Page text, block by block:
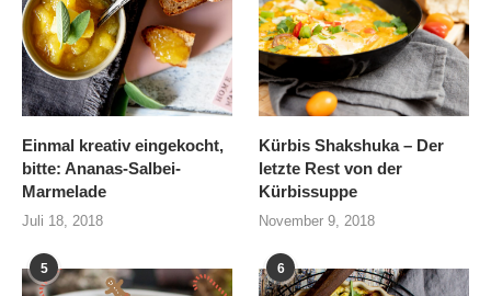
Einmal kreativ eingekocht,
bitte: Ananas-Salbei-
Marmelade
Juli 18, 2018
Kürbis Shakshuka – Der
letzte Rest von der
Kürbissuppe
November 9, 2018
5 6